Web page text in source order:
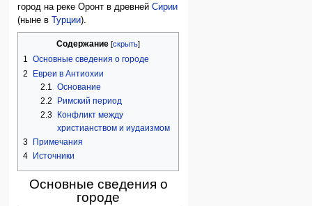
город на реке Оронт в древнейСирии
(ныне в
Турции).
Содержание
1 Основные сведения о городе
2
Евреи в Антиохии
2.1
Основание
2.2
Римский период
2.3
Конфликт между
христианством и иудаизмом
3
Примечания
4
Источники
Основные сведения о
городе